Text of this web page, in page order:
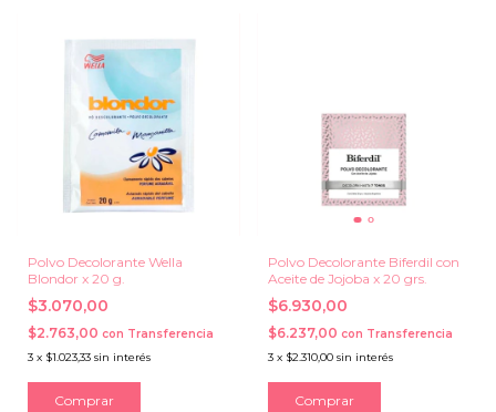
Polvo Decolorante Wella
Blondor x 20 g.
$3.070,00
$2.763,00 con Transferencia
3 x $1.023,33 sin interés
Polvo Decolorante Biferdil con
Aceite de Jojoba x 20 grs.
$6.930,00
$6.237,00 con Transferencia
3 x $2.310,00 sin interés